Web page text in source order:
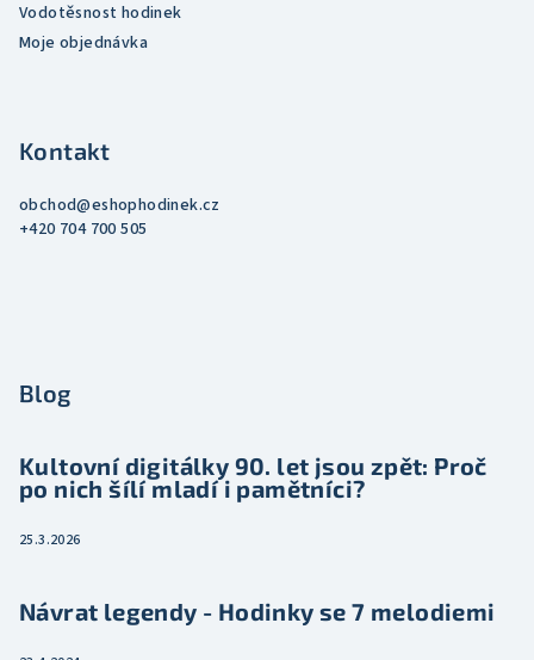
Vodotěsnost hodinek
Moje objednávka
Kontakt
obchod@eshophodinek.cz
+420 704 700 505
Blog
Kultovní digitálky 90. let jsou zpět: Proč
po nich šílí mladí i pamětníci?
25.3.2026
Návrat legendy - Hodinky se 7 melodiemi